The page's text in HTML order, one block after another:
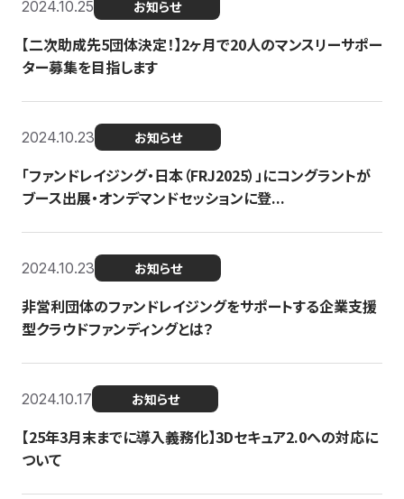
2024.10.25 お知らせ
【二次助成先5団体決定！】2ヶ月で20人のマンスリーサポー
ター募集を目指します
2024.10.23 お知らせ
「ファンドレイジング・日本（FRJ2025）」にコングラントが
ブース出展・オンデマンドセッションに登...
2024.10.23 お知らせ
非営利団体のファンドレイジングをサポートする企業支援
型クラウドファンディングとは？
2024.10.17 お知らせ
【25年3月末までに導入義務化】3Dセキュア2.0への対応に
ついて